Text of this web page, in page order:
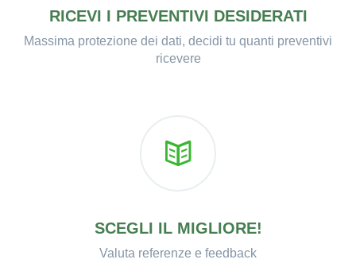
RICEVI I PREVENTIVI DESIDERATI
Massima protezione dei dati, decidi tu quanti preventivi
ricevere
SCEGLI IL MIGLIORE!
Valuta referenze e feedback